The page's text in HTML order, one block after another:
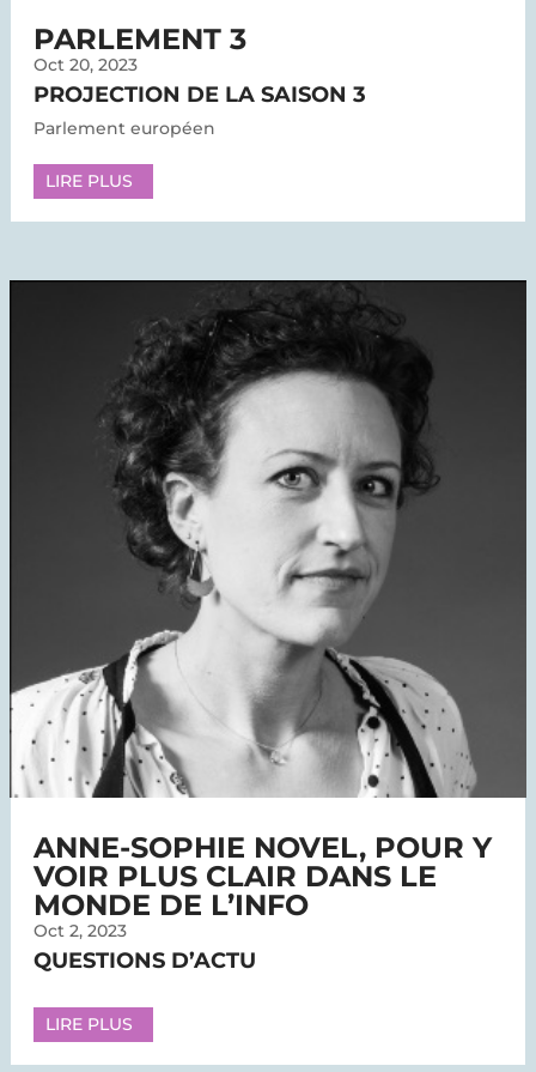
PARLEMENT 3
Oct 20, 2023
PROJECTION DE LA SAISON 3
Parlement européen
LIRE PLUS
ANNE-SOPHIE NOVEL, POUR Y
VOIR PLUS CLAIR DANS LE
MONDE DE L’INFO
Oct 2, 2023
QUESTIONS D’ACTU
LIRE PLUS